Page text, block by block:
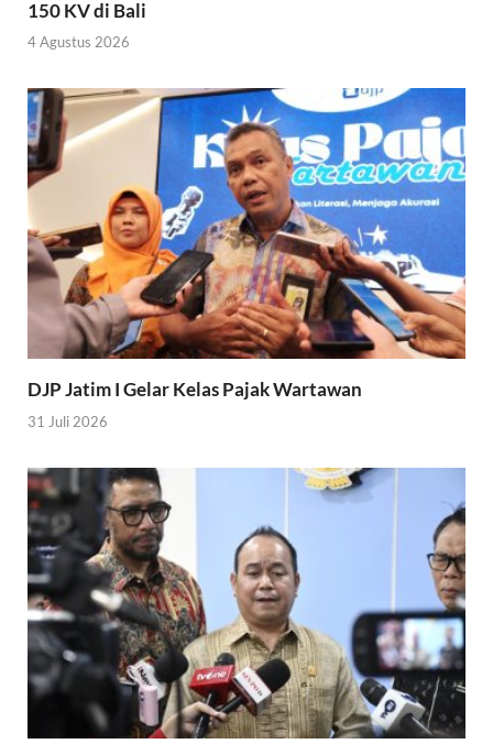
150 KV di Bali
4 Agustus 2026
DJP Jatim I Gelar Kelas Pajak Wartawan
31 Juli 2026